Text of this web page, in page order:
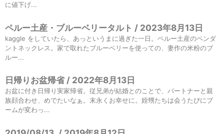
に値下げ...
ペルー土産・ブルーベリータルト / 2023年8月13日
kaggle をしていたら、あっというまに過ぎた一日。ペルー土産のペンダ
ントネックレス。家で取れたブルーベリーを使っての、妻作の米粉のブ
ルー...
日帰りお盆帰省 / 2022年8月13日
お盆に付き日帰り実家帰省。従兄弟が結婚とのことで、パートナーと親
族顔合わせ、めでたいなぁ。末永くお幸せに。姪甥たちは会うたびにブ
ームが変わっ...